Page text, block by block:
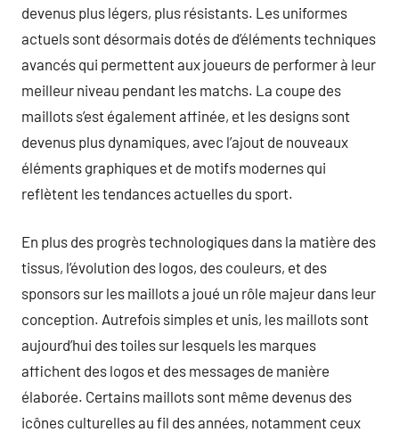
devenus plus légers, plus résistants. Les uniformes
actuels sont désormais dotés de d’éléments techniques
avancés qui permettent aux joueurs de performer à leur
meilleur niveau pendant les matchs. La coupe des
maillots s’est également affinée, et les designs sont
devenus plus dynamiques, avec l’ajout de nouveaux
éléments graphiques et de motifs modernes qui
reflètent les tendances actuelles du sport.
En plus des progrès technologiques dans la matière des
tissus, l’évolution des logos, des couleurs, et des
sponsors sur les maillots a joué un rôle majeur dans leur
conception. Autrefois simples et unis, les maillots sont
aujourd’hui des toiles sur lesquels les marques
affichent des logos et des messages de manière
élaborée. Certains maillots sont même devenus des
icônes culturelles au fil des années, notamment ceux